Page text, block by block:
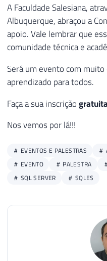
A Faculdade Salesiana,
Albuquerque, abraçou a
apoio. Vale lembrar que
comunidade técnica e
Será um evento com
aprendizado para todos.
Faça a sua inscriçãogratuita
Nos vemos por lá!!!
EVENTOS E PALESTRAS
EVENTO
PALESTRA
SQL SERVER
SQLES